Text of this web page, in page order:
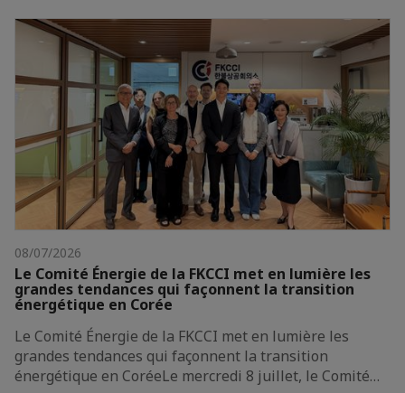
08/07/2026
Le Comité Énergie de la FKCCI met en lumière les
grandes tendances qui façonnent la transition
énergétique en Corée
Le Comité Énergie de la FKCCI met en lumière les
grandes tendances qui façonnent la transition
énergétique en CoréeLe mercredi 8 juillet, le Comité…